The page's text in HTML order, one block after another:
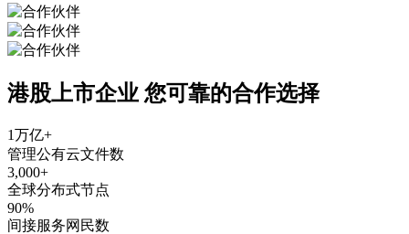
港股上市企业 您可靠的合作选择
1万亿+
管理公有云文件数
3,000+
全球分布式节点
90%
间接服务网民数